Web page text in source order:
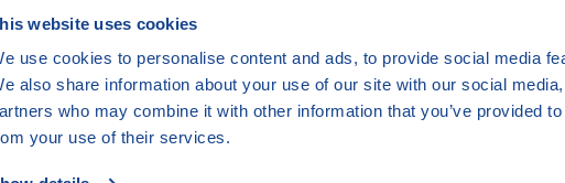
website uses cookies
use cookies to personalise content and ads, to provide social media
also share information about your use of our site with our social
who may combine it with other information that you’ve provided
your use of their services.
| © 1999-2026 Člověk v tísni o.p.s., web běží v rámci